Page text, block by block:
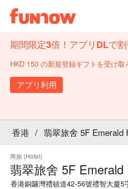
期間限定3倍！アプリDLで割
HKD 150 の新規登録ギフトを受け取
アプリ利用
香港 / 翡翠旅舍 5F Emerald
商旅 (Hotel)
翡翠旅舍 5F Emerald
香港銅鑼灣禮頓道42-56號禮智大廈5